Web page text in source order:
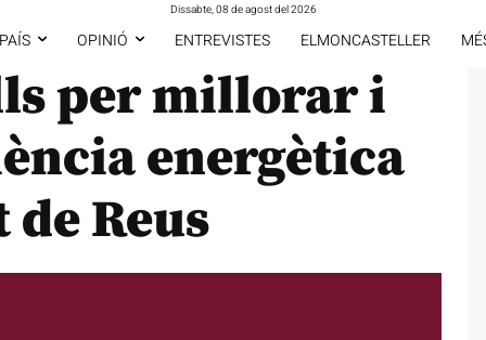
Dissabte, 08 de agost del 2026
OPINIÓ ENTREVISTES ELMONCASTELLER
per millorar i
energètica
Reus